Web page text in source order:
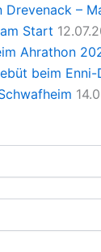
Drevenack –
Start
Ahrathon
beim Enni-